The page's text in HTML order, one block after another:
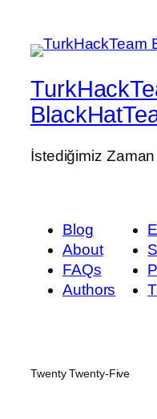
İstediğimiz
Blog
About
FAQs
Authors
Twenty Twenty-Five